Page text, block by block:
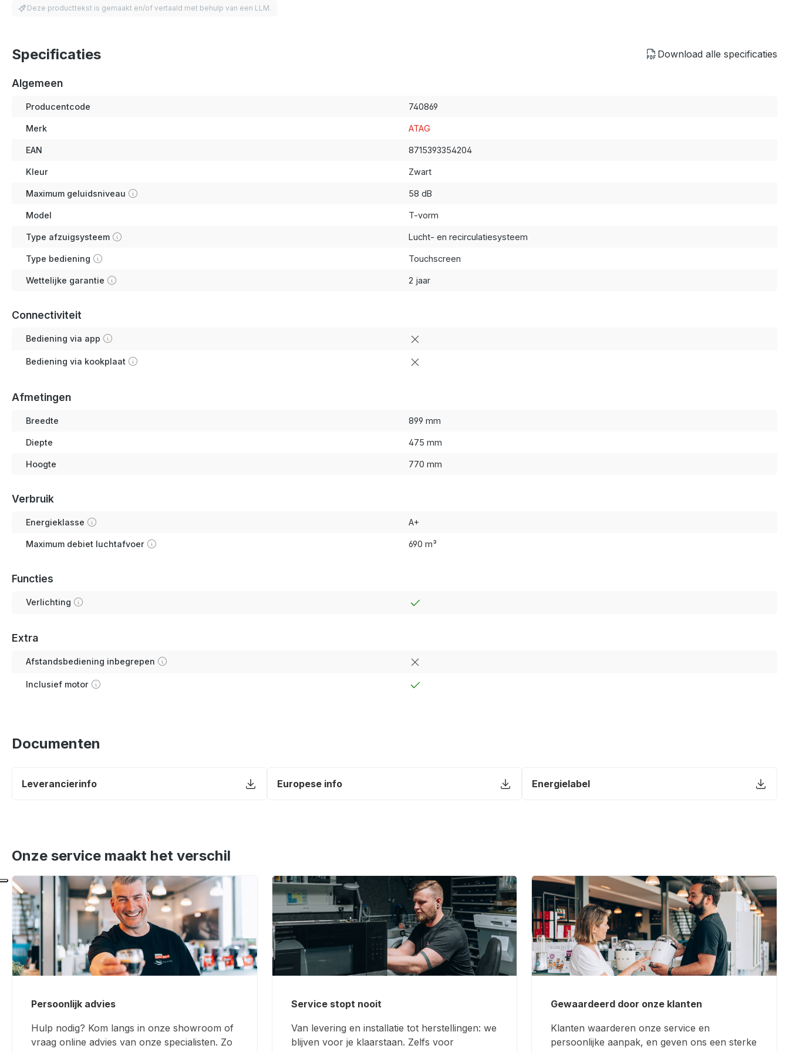
Deze producttekst is gemaakt en/of vertaald met behulp van een LLM.
Specificaties Download alle specificaties
Algemeen
Producentcode 740869
Merk ATAG
EAN 8715393354204
Kleur Zwart
Maximum geluidsniveau 58 dB
Model T-vorm
Type afzuigsysteem Lucht- en recirculatiesysteem
Type bediening Touchscreen
Wettelijke garantie 2 jaar
Connectiviteit
Bediening via app
Bediening via kookplaat
Afmetingen
Breedte 899 mm
Diepte 475 mm
Hoogte 770 mm
Verbruik
Energieklasse A+
Maximum debiet luchtafvoer 690 m³
Functies
Verlichting
Extra
Afstandsbediening inbegrepen
Inclusief motor
Documenten
Leverancierinfo Europese info Energielabel
Onze service maakt het verschil
Persoonlijk advies
Hulp nodig? Kom langs in onze showroom of
vraag online advies van onze specialisten. Zo
Service stopt nooit
Van levering en installatie tot herstellingen: we
blijven voor je klaarstaan. Zelfs voor
Gewaardeerd door onze klanten
Klanten waarderen onze service en
persoonlijke aanpak, en geven ons een sterke